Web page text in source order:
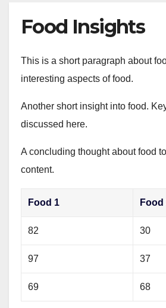
Food Insights
This is a short paragraph about
interesting aspects of food.
Another short insight into food.
discussed here.
A concluding thought about food
content.
Food 1 Food
82 30
97 37
69 68